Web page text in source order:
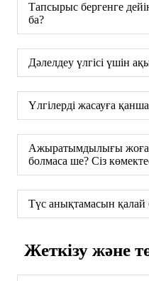
Тапсырыс бергенге
ба?
Дәлелдеу үлгісі үшін
Үлгілерді жасауға
Ажыратымдылығы
болмаса ше? Сіз
Түс анықтамасын қалай
Жеткізу және